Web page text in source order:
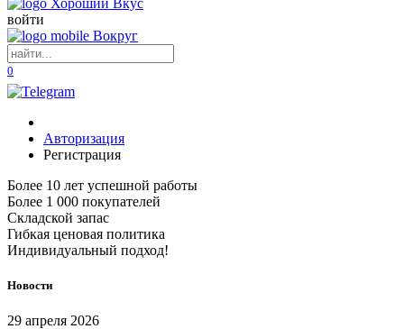
войти
0
Авторизация
Регистрация
Более 10 лет успешной работы
Более 1 000 покупателей
Складской запас
Гибкая ценовая политика
Индивидуальный подход!
Новости
29 апреля 2026